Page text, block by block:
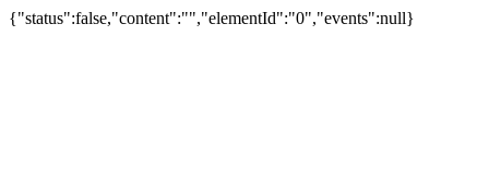
{"status":false,"content":"","elementId":"0","events":null}